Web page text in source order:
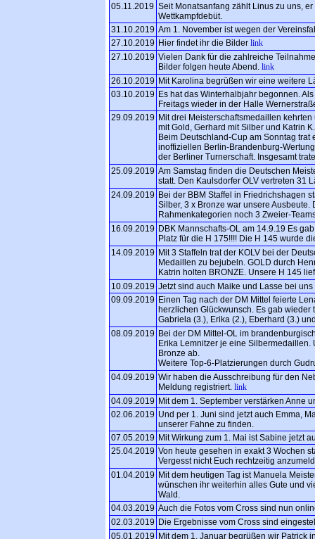
05.11.2019 Seit Monatsanfang zählt Linus zu uns,
Wettkampfdebüt.
31.10.2019 Am 1. November ist wegen der
27.10.2019 Hier findet ihr die Bilder link
27.10.2019 Vielen Dank für die zahlreiche
Bilder folgen heute Abend. link
26.10.2019 Mit Karolina begrüßen wir eine weitere
03.10.2019 Es hat das Winterhalbjahr begonnen.
Freitags wieder in der Halle
29.09.2019 Mit drei Meisterschaftsmedaillen
mit Gold, Gerhard mit Silber und Katrin
Beim Deutschland-Cup am Sonntag
inoffiziellen Berlin-Brandenburg-
der Berliner Turnerschaft. Insgesamt
25.09.2019 Am Samstag finden die Deutschen
statt. Den Kaulsdorfer OLV vertreten 31
24.09.2019 Bei der BBM Staffel in Friedrichshagen
Silber, 3 x Bronze war unsere
Rahmenkategorien noch 3 Zweier-
16.09.2019 DBK Mannschafts-OL am 14.9.19 Es
Platz für die H 175!!!! Die H 145 wurde
14.09.2019 Mit 3 Staffeln trat der KOLV bei der
Medaillen zu bejubeln. GOLD durch
Katrin holten BRONZE. Unsere H 145
10.09.2019 Jetzt sind auch Maike und Lasse bei
09.09.2019 Einen Tag nach der DM Mittel feierte
herzlichen Glückwunsch. Es gab
Gabriela (3.), Erika (2.), Eberhard (3.)
08.09.2019 Bei der DM Mittel-OL im
Erika Lemnitzer je eine
Bronze ab.
Weitere Top-6-Platzierungen durch
04.09.2019 Wir haben die Ausschreibung für den
Meldung registriert. link
04.09.2019 Mit dem 1. September verstärken Anne
02.06.2019 Und per 1. Juni sind jetzt auch Emma,
unserer Fahne zu finden.
07.05.2019 Mit Wirkung zum 1. Mai ist Sabine jetzt
25.04.2019 Von heute gesehen in exakt 3 Wochen
Vergesst nicht Euch rechtzeitig
01.04.2019 Mit dem heutigen Tag ist Manuela
wünschen ihr weiterhin alles Gute und
Wald.
04.03.2019 Auch die Fotos vom Cross sind nun
02.03.2019 Die Ergebnisse vom Cross sind
05.01.2019 Mit dem 1. Januar begrüßen wir Patrick